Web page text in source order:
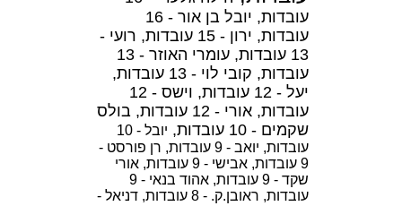
עובדות,
יובל בן אור - 16
עובדות, ירון - 15 עובדות,
רועי -
13 עובדות,
עומרי האוזר - 13
עובדות, קובי לוי - 13 עובדות,
יעל - 12 עובדות,
וישס - 12
עובדות,אורי - 12 עובדות,
בולס
שקמים - 10 עובדות,
יובל - 10
עובדות, יואב - 9 עובדות,
רן פורסט -
9 עובדות,
אבישי - 9 עובדות,
אורי
שקד - 9 עובדות,
אהוד בנאי - 9
עובדות, ראובן.ק. - 8 עובדות,
דניאל -